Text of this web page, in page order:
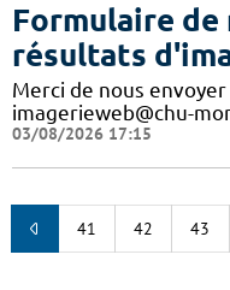
Formulaire
résultats
Merci de nous
imagerieweb@chu-
03/08/2026 17:15
41 42 43